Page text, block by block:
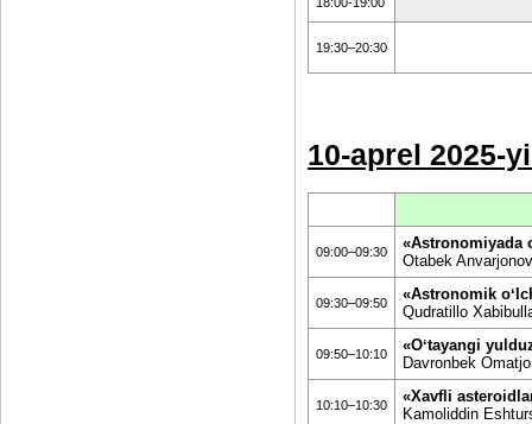
19:30–20:30
10-aprel 2025-
09:00–09:30
«Astronomiyada
Otabek
09:30–09:50
«Astronomik
Qudratillo
09:50–10:10
«Oʻtayangi
Davronbek
10:10–10:30
«Xavfli
Kamoliddin